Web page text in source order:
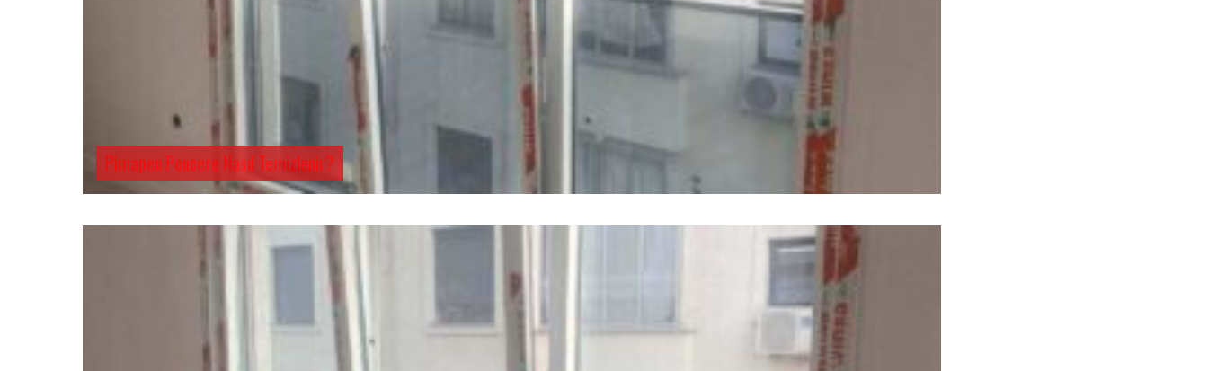
Pimapen Pencere Nasıl Temizlenir?